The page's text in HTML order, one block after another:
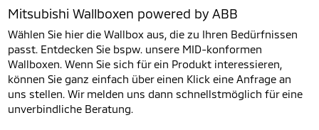
Mitsubishi Wallboxen powered by ABB
Wählen Sie hier die Wallbox aus, die zu Ihren Bedürfnissen
passt. Entdecken Sie bspw. unsere MID-konformen
Wallboxen. Wenn Sie sich für ein Produkt interessieren,
können Sie ganz einfach über einen Klick eine Anfrage an
uns stellen. Wir melden uns dann schnellstmöglich für eine
unverbindliche Beratung.